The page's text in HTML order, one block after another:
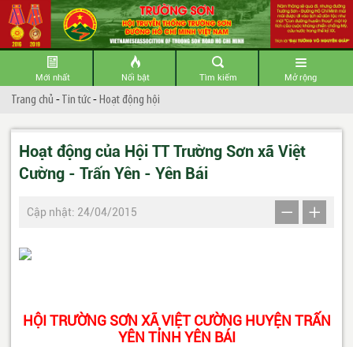
Mới nhất Nổi bật Tìm kiếm Mở rộng
Trang chủ -Tin tức- Hoạt động hội
Hoạt động của Hội TT Trường Sơn xã Việt
Cường - Trấn Yên - Yên Bái
Cập nhật: 24/04/2015
HỘI TRƯỜNG SƠN XÃ VIỆT CƯỜNG HUYỆN TRẤN
YÊN TỈNH YÊN BÁI